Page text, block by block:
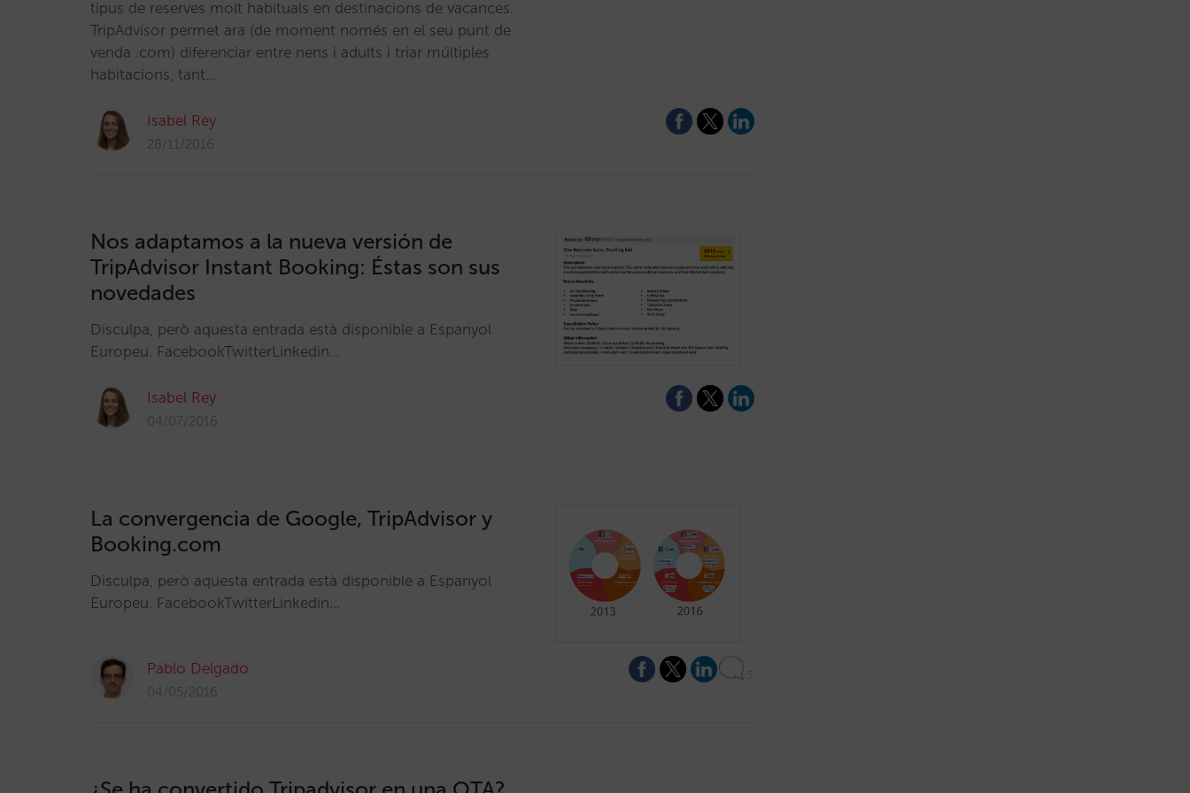
tipus de reserves molt habituals en destinacions de vacances.
TripAdvisor permet ara (de moment només en el seu punt de
venda .com) diferenciar entre nens i adults i triar múltiples
habitacions, tant…
Isabel Rey
28/11/2016
Nos adaptamos a la nueva versión de
TripAdvisor Instant Booking: Éstas son sus
novedades
Disculpa, però aquesta entrada està disponible a Espanyol
Europeu. FacebookTwitterLinkedin…
Isabel Rey
04/07/2016
La convergencia de Google, TripAdvisor y
Booking.com
Disculpa, però aquesta entrada està disponible a Espanyol
Europeu. FacebookTwitterLinkedin…
Pablo Delgado
04/05/2016